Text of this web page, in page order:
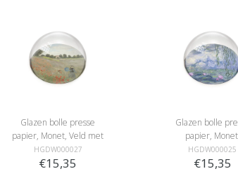
Glazen bolle presse
papier, Monet, Veld met
klaprozen
HGDW000027
€15,35
Glazen bolle
papier,
Waterlelies
HGDW000025
€15,35